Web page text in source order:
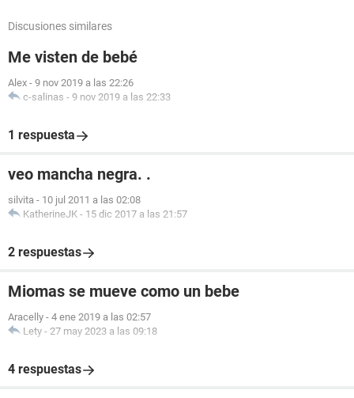
Discusiones similares
Me visten de bebé
Alex - 9 nov 2019 a las 22:26
c-salinas - 9 nov 2019 a las 22:33
1 respuesta
veo mancha negra. .
silvita - 10 jul 2011 a las 02:08
KatherineJK - 15 dic 2017 a las 21:57
2 respuestas
Miomas se mueve como un bebe
Aracelly - 4 ene 2019 a las 02:57
Lety - 27 may 2023 a las 09:18
4 respuestas